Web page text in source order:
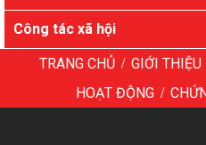
Công tác xã hội
TRANG CHỦ / GIỚI THIỆU
HOẠT ĐỘNG /